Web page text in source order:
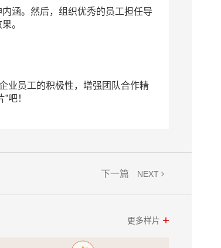
涵。然后，组织优秀的员工担任导
。
业员工的积极性，增强团队合作精
吧！
NEXT
下一篇
更多样片